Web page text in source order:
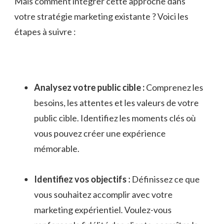
votre stratégie marketing existante ? Voici les
étapes à suivre :
Analysez votre⁣ public cible :Comprenez les
besoins, ⁢les attentes ‌et les valeurs de votre
public ‍cible. Identifiez⁣ les moments clés où
vous pouvez créer une expérience
mémorable.
Identifiez vos objectifs : Définissez ce que
vous ⁣souhaitez accomplir avec votre
marketing expérientiel. Voulez-vous